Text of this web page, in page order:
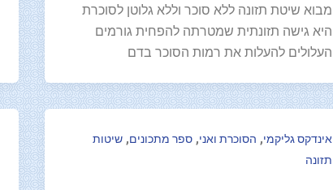
מבוא שיטת תזונה ללא סוכר וללא גלוטן לסוכרת
היא גישה תזונתית שמטרתה להפחית גורמים
העלולים להעלות את רמות הסוכר בדם
אינדקס גליקמי, הסוכרת ואני, ספר מתכונים, שיטות
תזונה